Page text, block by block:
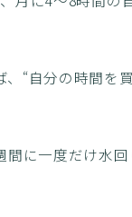
“自分の時間を
間に一度だけ水